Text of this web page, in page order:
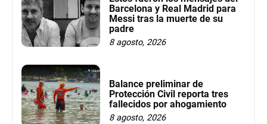
Barcelona y Real Madrid para
Messi tras la muerte de su
padre
8 agosto, 2026
Balance preliminar de
Protección Civil reporta tres
fallecidos por ahogamiento
8 agosto, 2026